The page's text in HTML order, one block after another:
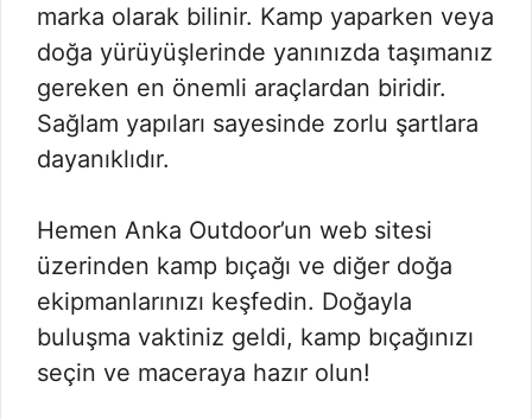
marka olarak bilinir. Kamp yaparken veya
doğa yürüyüşlerinde yanınızda taşımanız
gereken en önemli araçlardan biridir.
Sağlam yapıları sayesinde zorlu şartlara
dayanıklıdır.
Hemen Anka Outdoor’un web sitesi
üzerinden kamp bıçağı ve diğer doğa
ekipmanlarınızı keşfedin. Doğayla
buluşma vaktiniz geldi, kamp bıçağınızı
seçin ve maceraya hazır olun!